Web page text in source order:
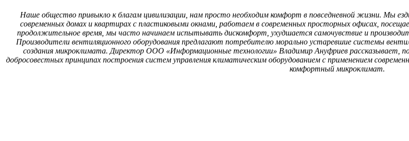
Наше общество привыкло к благам цивилизации, нам просто необходим комфорт в повседневной жизни. Мы
современных домах и квартирах с пластиковыми окнами, работаем в современных просторных офисах,
продолжительное время, мы часто начинаем испытывать дискомфорт, ухудшается самочувствие и
Производители вентиляционного оборудования предлагают потребителю морально устаревшие системы
создания микроклимата. Директор ООО «Информационные технологии» Владимир Ануфриев рассказывает,
добросовестных принципах построения систем управления климатическим оборудованием с применением
комфортный микроклимат.